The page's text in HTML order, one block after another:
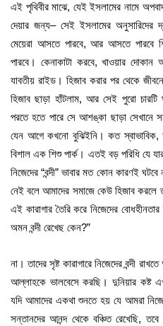
এই পৃথিবীর মাঝে, যেই ইসলামের নামে
দেয়ার জন্য– সেই ইসলামের অনুসারিদের
মেয়েরা আসতে পারবে, আর আসতে পারবে
পারবে। কেনাকাটা করবে, খাওয়ার
যাবতীয় রাইড। হিজাব করার পর থেকে
হিজাব ছাড়া হাঁটলাম, আর সেই পুরো চারটি
পরতে হতে পারে সে আশঙ্কা ছাড়া সেখানে
যেন আগে কখনো বুঝিইনি। কত স্বাভাবিক,
বিশাল এক শিশু পার্ক। এতই বড় পরিধি যে
নিজেদের “বন্দী” ভাবার মত কোন কারণই
নেই বলে আমাদের সমাজে কেউ হিজাব করলে
এই কারাগার তৈরি করে নিজেদের
অমন বন্দী রেখেছ কেন?”
না। তাদের সৃষ্ট কারাগারে নিজেদের বন্দী
আল্লাহকে ভালবেসে করছি। দুনিয়ার কষ্ট
যদি আমাদের একথা শুনতে হয় যে আমরা
সন্তানদের আনন্দ থেকে বঞ্চিত রেখেছি,